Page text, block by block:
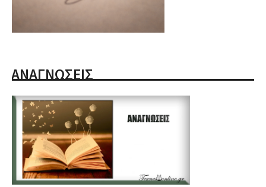
ΑΝΑΓΝΩΣΕΙΣ